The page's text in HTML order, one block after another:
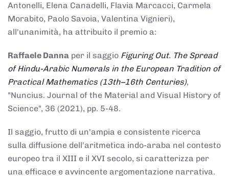
Antonelli, Elena Canadelli, Flavia Marcacci, Carmela
Morabito, Paolo Savoia, Valentina Vignieri),
all'unanimità, ha attribuito il premio a:
Raffaele Danna per il saggio Figuring Out. The Spread
of Hindu-Arabic Numerals in the European Tradition of
Practical Mathematics (13th–16th Centuries),
"Nuncius. Journal of the Material and Visual History of
Science", 36 (2021), pp. 5-48.
Il saggio, frutto di un'ampia e consistente ricerca
sulla diffusione dell'aritmetica indo-araba nel contesto
europeo tra il XIII e il XVI secolo, si caratterizza per
una efficace e avvincente argomentazione narrativa.